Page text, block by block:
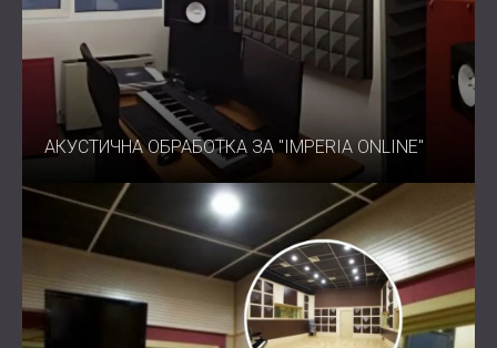
АКУСТИЧНА ОБРАБОТКА ЗА "IMPERIA ONLINE"